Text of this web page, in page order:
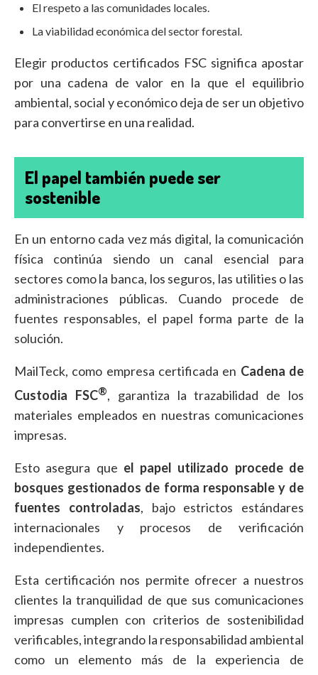
El respeto a las comunidades locales.
La viabilidad económica del sector forestal.
Elegir productos certificados FSC significa apostar
por una cadena de valor en la que el equilibrio
ambiental, social y económico deja de ser un objetivo
para convertirse en una realidad.
El papel también puede ser
sostenible
En un entorno cada vez más digital, la comunicación
física continúa siendo un canal esencial para
sectores como la banca, los seguros, las utilities o las
administraciones públicas. Cuando procede de
fuentes responsables, el papel forma parte de la
solución.
MailTeck, como empresa certificada en Cadena de
Custodia FSC®, garantiza la trazabilidad de los
materiales empleados en nuestras comunicaciones
impresas.
Esto asegura que el papel utilizado procede de
bosques gestionados de forma responsable y de
fuentes controladas, bajo estrictos estándares
internacionales y procesos de verificación
independientes.
Esta certificación nos permite ofrecer a nuestros
clientes la tranquilidad de que sus comunicaciones
impresas cumplen con criterios de sostenibilidad
verificables, integrando la responsabilidad ambiental
como un elemento más de la experiencia de